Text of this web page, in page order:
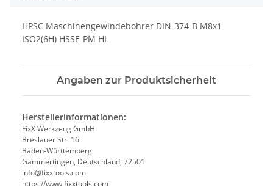
HPSC Maschinengewindebohrer DIN-374-B M8x1
ISO2(6H) HSSE-PM HL
Angaben zur Produktsicherheit
Herstellerinformationen:
FixX Werkzeug GmbH
Breslauer Str. 16
Baden-Württemberg
Gammertingen, Deutschland, 72501
info@fixxtools.com
https://www.fixxtools.com